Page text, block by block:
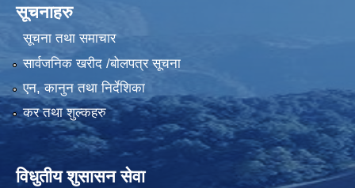
सूचनाहरु
सूचना तथा समाचार
सार्वजनिक खरीद /बोलपत्र सूचना
एन, कानुन तथा निर्देशिका
कर तथा शुल्कहरु
विधुतीय शुसासन सेवा